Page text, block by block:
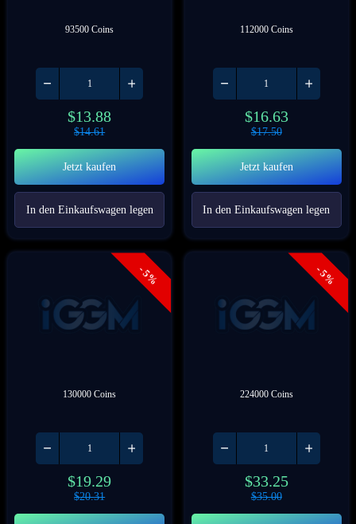
93500 Coins
$13.88
$14.61
Jetzt kaufen
In den Einkaufswagen legen
112000 Coins
$16.63
$17.50
Jetzt kaufen
In den Einkaufswagen legen
- 5%
130000 Coins
$19.29
$20.31
- 5%
224000 Coins
$33.25
$35.00